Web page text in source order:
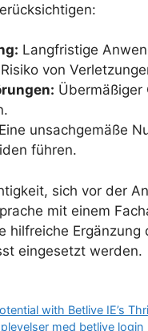
Langfristige
von
Übermäßiger
Eine unsachgemäße
führen.
sich vor der
mit einem
hilfreiche
eingesetzt werden.
with Betlive IE’s
med betlive login